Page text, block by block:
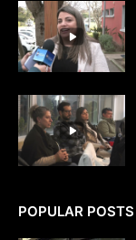
POPULAR POSTS